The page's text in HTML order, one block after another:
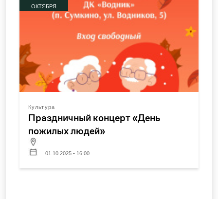
ОКТЯБРЯ
Культура
Праздничный концерт «День
пожилых людей»
01.10.2025 • 16:00